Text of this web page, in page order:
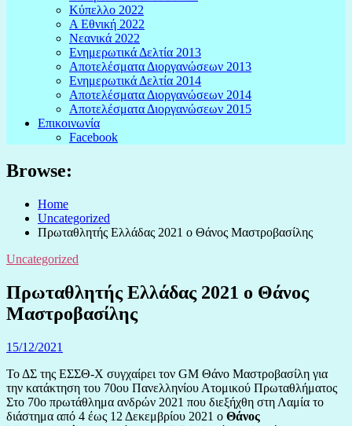
Κύπελλο 2022
Α Εθνική 2022
Νεανικά 2022
Ενημερωτικά Δελτία 2013
Αποτελέσματα Διοργανώσεων 2013
Ενημερωτικά Δελτία 2014
Αποτελέσματα Διοργανώσεων 2014
Αποτελέσματα Διοργανώσεων 2015
Επικοινωνία
Facebook
Browse:
Home
Uncategorized
Πρωταθλητής Ελλάδας 2021 ο Θάνος Μαστροβασίλης
Uncategorized
Πρωταθλητής Ελλάδας 2021 ο Θάνος
Μαστροβασίλης
15/12/2021
Το ΔΣ της ΕΣΣΘ-Χ συγχαίρει τον GM Θάνο Μαστροβασίλη για
την κατάκτηση του 70ου Πανελληνίου Ατομικού Πρωταθλήματος
Στο 70ο πρωτάθλημα ανδρών 2021 που διεξήχθη στη Λαμία το
διάστημα από 4 έως 12 Δεκεμβρίου 2021 ο Θάνος